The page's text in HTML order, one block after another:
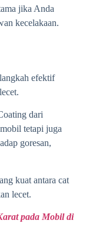
jika Anda
kecelakaan.
efektif
dari
tetapi juga
goresan,
kuat antara cat
lecet.
pada Mobil di